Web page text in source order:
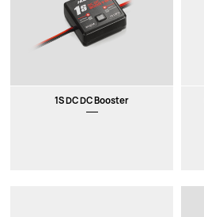
1S DC DC Booster